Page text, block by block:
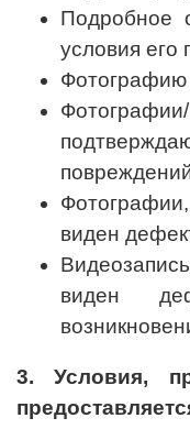
Подробное
условия его
Фотографию
виден
виден
3. Условия,